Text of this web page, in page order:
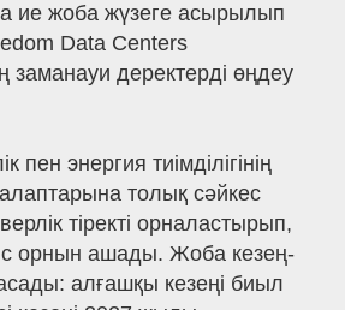
ие жоба жүзеге асырылып
Data Centers
заманауи деректерді өңдеу
пен энергия тиімділігінің
толық сәйкес
тіректі орналастырып,
орнын ашады. Жоба кезең-
асады: алғашқы кезеңі биыл